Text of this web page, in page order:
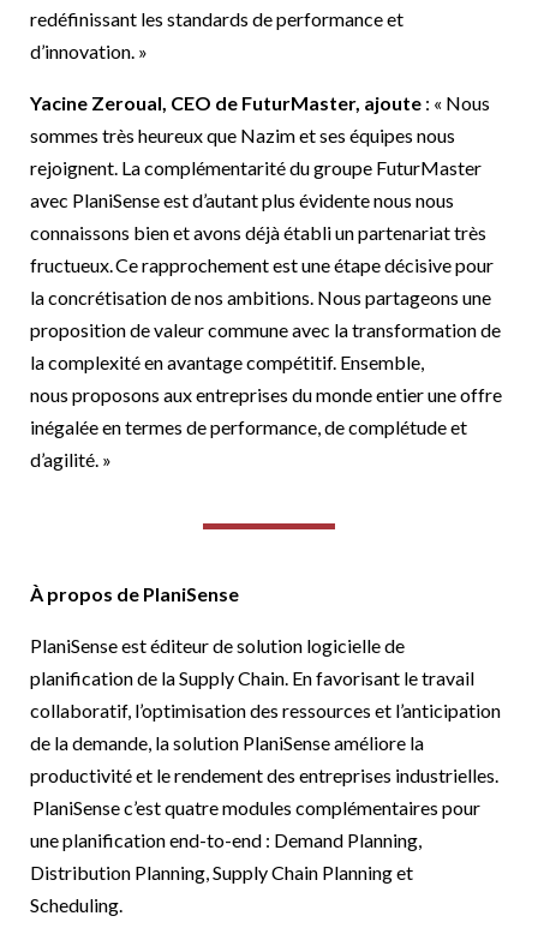
redéfinissant les standards de performance et
d’innovation. »
Yacine Zeroual, CEO de FuturMaster, ajoute: « Nous
sommes très heureux que Nazim et ses équipes nous
rejoignent. La complémentarité du groupe FuturMaster
avec PlaniSense est d’autant plus évidente nous nous
connaissons bien et avons déjà établi un partenariat très
fructueux. Ce rapprochement est une étape décisive pour
la concrétisation de nos ambitions. Nous partageons une
proposition de valeur commune avec la transformation de
la complexité en avantage compétitif. Ensemble,
nous proposons aux entreprises du monde entier une offre
inégalée en termes de performance, de complétude et
d’agilité. »
À propos de PlaniSense
PlaniSense est éditeur de solution logicielle de
planification de la Supply Chain. En favorisant le travail
collaboratif, l’optimisation des ressources et l’anticipation
de la demande, la solution PlaniSense améliore la
productivité et le rendement des entreprises industrielles.
PlaniSense c’est quatre modules complémentaires pour
une planification end-to-end : Demand Planning,
Distribution Planning, Supply Chain Planning et
Scheduling.